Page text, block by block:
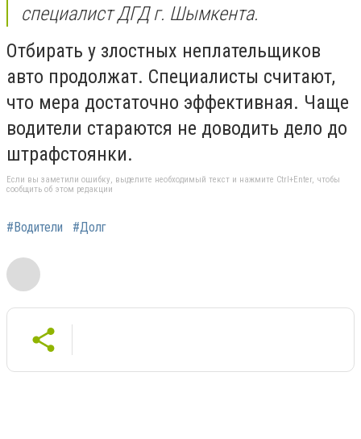
специалист ДГД г. Шымкента.
Отбирать у злостных неплательщиков
авто продолжат. Специалисты считают,
что мера достаточно эффективная. Чаще
водители стараются не доводить дело до
штрафстоянки. ​
Если вы заметили ошибку, выделите необходимый текст и нажмите Ctrl+Enter, чтобы
сообщить об этом редакции
#Водители #Долг